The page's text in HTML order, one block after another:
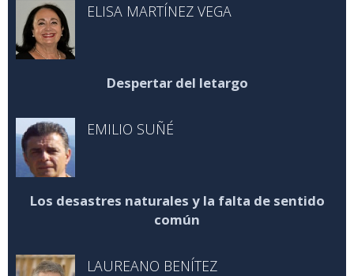
ELISA MARTÍNEZ VEGA
Despertar del letargo
EMILIO SUÑÉ
Los desastres naturales y la falta de sentido
común
LAUREANO BENÍTEZ